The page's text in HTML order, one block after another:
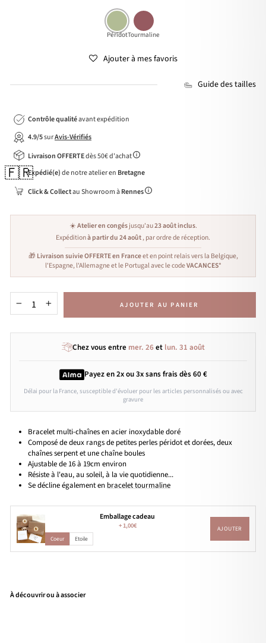
PéridotTourmaline
Ajouter à mes favoris
Guide des tailles
Contrôle qualitéavant expédition
4.9/5surAvis-Vérifiés
Livraison OFFERTEdès 50€ d'achat
🇫🇷Expédié(e)de notre atelier en Bretagne
Click & Collectau Showroom àRennes
☀️Atelier en congésjusqu'au23 août inclus.
Expéditionà partir du 24 août, par ordre de réception.
🎁 Livraison suivie OFFERTE en Franceet en point relais vers la Belgique,
l'Espagne, l'Allemagne et le Portugal avec le codeVACANCES*
+ AJOUTER AU PANIER
Chez vous entre mer. 26et lun. 31 août
Payez en 2x ou 3xsans fraisdès 60 €
Délai pour la France, susceptible d'évoluer pour les articles personnalisés ou avec
gravure
Bracelet multi-chaînes en acier inoxydable doré
Composé de deux rangs de petites perles péridot et dorées, deux
chaînes serpent et une chaîne boules
Ajustable de 16 à 19cm environ
Résiste à l'eau, au soleil, à la vie quotidienne...
Se décline également en bracelet tourmaline
Emballage cadeau
+1,00€
Coeur Etoile
AJOUTER
À découvrir ou à associer